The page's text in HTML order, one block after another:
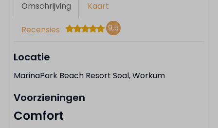
Omschrijving Kaart
Recensies 9,5
Locatie
MarinaPark Beach Resort Soal, Workum
Voorzieningen
Comfort